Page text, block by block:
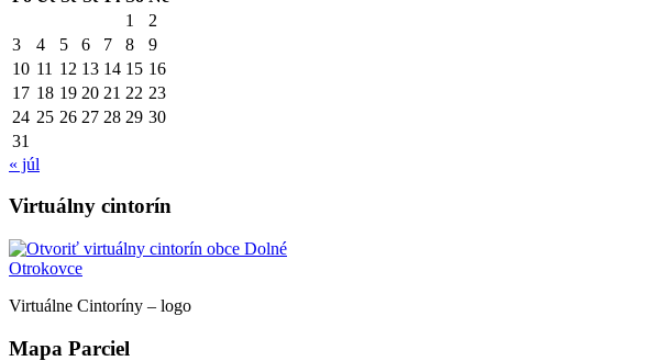
1
2
3
4 5 6 7 8
9
10 11 12 13 14 15 16
17 18 19 20 21 22 23
24 25 26 27 28 29 30
31
« júl
Virtuálny cintorín
Virtuálne Cintoríny – logo
Mapa Parciel